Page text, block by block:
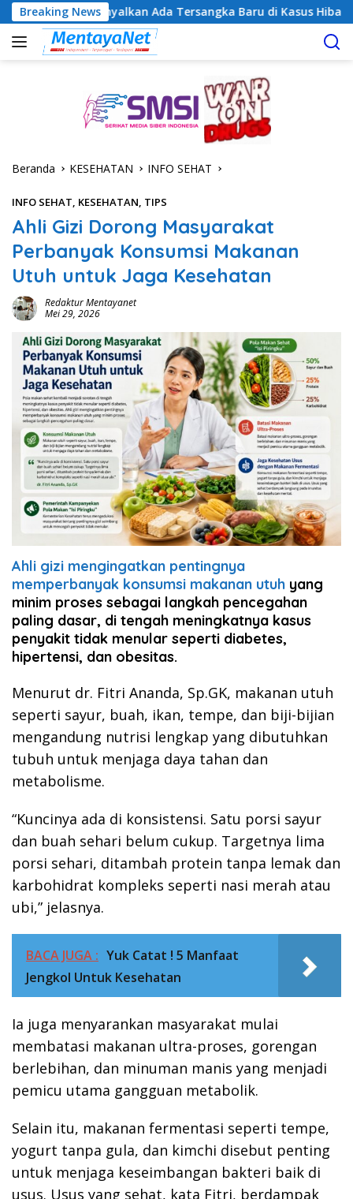
Langsung
ke
konten
Breaking News
Ada Tersangka Baru di Kasus Hibah Rp40 Miliar
Beranda KESEHATAN INFO SEHAT
INFO SEHAT, KESEHATAN, TIPS
Ahli Gizi Dorong Masyarakat
Perbanyak Konsumsi Makanan
Utuh untuk Jaga Kesehatan
Redaktur Mentayanet
Mei 29, 2026
Ahli gizi mengingatkan pentingnya
memperbanyak konsumsi makanan utuh yang
minim proses sebagai langkah pencegahan
paling dasar, di tengah meningkatnya kasus
penyakit tidak menular seperti diabetes,
hipertensi, dan obesitas.
Menurut dr. Fitri Ananda, Sp.GK, makanan utuh
seperti sayur, buah, ikan, tempe, dan biji-bijian
mengandung nutrisi lengkap yang dibutuhkan
tubuh untuk menjaga daya tahan dan
metabolisme.
“Kuncinya ada di konsistensi. Satu porsi sayur
dan buah sehari belum cukup. Targetnya lima
porsi sehari, ditambah protein tanpa lemak dan
karbohidrat kompleks seperti nasi merah atau
ubi,” jelasnya.
BACA JUGA : Yuk Catat ! 5 Manfaat
Jengkol Untuk Kesehatan
Ia juga menyarankan masyarakat mulai
membatasi makanan ultra-proses, gorengan
berlebihan, dan minuman manis yang menjadi
pemicu utama gangguan metabolik.
Selain itu, makanan fermentasi seperti tempe,
yogurt tanpa gula, dan kimchi disebut penting
untuk menjaga keseimbangan bakteri baik di
usus. Usus yang sehat, kata Fitri, berdampak